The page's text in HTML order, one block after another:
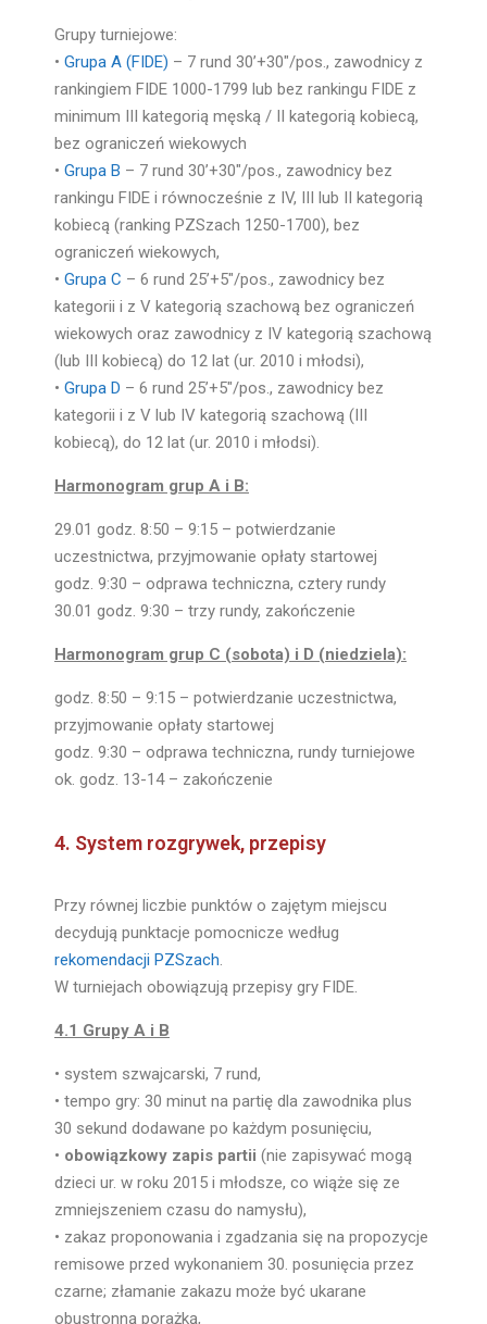
Grupy turniejowe:
• Grupa A (FIDE) – 7 rund 30’+30″/pos., zawodnicy z
rankingiem FIDE 1000-1799 lub bez rankingu FIDE z
minimum III kategorią męską / II kategorią kobiecą,
bez ograniczeń wiekowych
• Grupa B – 7 rund 30’+30″/pos., zawodnicy bez
rankingu FIDE i równocześnie z IV, III lub II kategorią
kobiecą (ranking PZSzach 1250-1700), bez
ograniczeń wiekowych,
• Grupa C – 6 rund 25’+5″/pos., zawodnicy bez
kategorii i z V kategorią szachową bez ograniczeń
wiekowych oraz zawodnicy z IV kategorią szachową
(lub III kobiecą) do 12 lat (ur. 2010 i młodsi),
• Grupa D – 6 rund 25’+5″/pos., zawodnicy bez
kategorii i z V lub IV kategorią szachową (III
kobiecą), do 12 lat (ur. 2010 i młodsi).
Harmonogram grup A i B:
29.01 godz. 8:50 – 9:15 – potwierdzanie
uczestnictwa, przyjmowanie opłaty startowej
godz. 9:30 – odprawa techniczna, cztery rundy
30.01 godz. 9:30 – trzy rundy, zakończenie
Harmonogram grup C (sobota) i D (niedziela):
godz. 8:50 – 9:15 – potwierdzanie uczestnictwa,
przyjmowanie opłaty startowej
godz. 9:30 – odprawa techniczna, rundy turniejowe
ok. godz. 13-14 – zakończenie
4. System rozgrywek, przepisy
Przy równej liczbie punktów o zajętym miejscu
decydują punktacje pomocnicze według
rekomendacji PZSzach.
W turniejach obowiązują przepisy gry FIDE.
4.1 Grupy A i B
• system szwajcarski, 7 rund,
• tempo gry: 30 minut na partię dla zawodnika plus
30 sekund dodawane po każdym posunięciu,
• obowiązkowy zapis partii (nie zapisywać mogą
dzieci ur. w roku 2015 i młodsze, co wiąże się ze
zmniejszeniem czasu do namysłu),
• zakaz proponowania i zgadzania się na propozycje
remisowe przed wykonaniem 30. posunięcia przez
czarne; złamanie zakazu może być ukarane
obustronną porażką,